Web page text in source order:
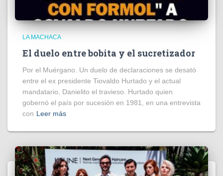
LA MACHACA
El duelo entre bobita y el sucretizador
Por el Muérgano. Un duelo de declaraciones se desató
entre el ex presidente Tiovaldo Hurtado y el actual
mandatario, Danielito el travieso. Hurtado quien
gobernó el país por sucesión en 1981, en una entrevista
con Leer más